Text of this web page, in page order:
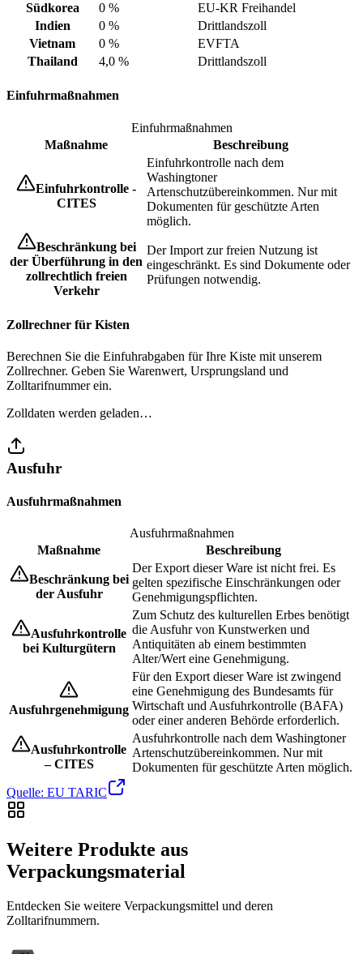
Südkorea
0 %
EU-KR Freihandel
Indien
0 %
Drittlandszoll
Vietnam
0 %
EVFTA
Thailand
4,0 % Drittlandszoll
Einfuhrmaßnahmen
Einfuhrmaßnahmen
Maßnahme
Beschreibung
Einfuhrkontrolle -
CITES
Einfuhrkontrolle nach dem
Washingtoner
Artenschutzübereinkommen. Nur mit
Dokumenten für geschützte Arten
möglich.
Beschränkung bei
der Überführung in den
zollrechtlich freien
Verkehr
Der Import zur freien Nutzung ist
eingeschränkt. Es sind Dokumente oder
Prüfungen notwendig.
Zollrechner für Kisten
Berechnen Sie die Einfuhrabgaben für Ihre Kiste mit unserem
Zollrechner. Geben Sie Warenwert, Ursprungsland und
Zolltarifnummer ein.
Zolldaten werden geladen…
Ausfuhr
Ausfuhrmaßnahmen
Ausfuhrmaßnahmen
Maßnahme
Beschreibung
Beschränkung bei
der Ausfuhr
Der Export dieser Ware ist nicht frei. Es
gelten spezifische Einschränkungen oder
Genehmigungspflichten.
Ausfuhrkontrolle
bei Kulturgütern
Zum Schutz des kulturellen Erbes benötigt
die Ausfuhr von Kunstwerken und
Antiquitäten ab einem bestimmten
Alter/Wert eine Genehmigung.
Ausfuhrgenehmigung
Für den Export dieser Ware ist zwingend
eine Genehmigung des Bundesamts für
Wirtschaft und Ausfuhrkontrolle (BAFA)
oder einer anderen Behörde erforderlich.
Ausfuhrkontrolle
– CITES
Ausfuhrkontrolle nach dem Washingtoner
Artenschutzübereinkommen. Nur mit
Dokumenten für geschützte Arten möglich.
Quelle: EU TARIC
Weitere Produkte aus
Verpackungsmaterial
Entdecken Sie weitere Verpackungsmittel und deren
Zolltarifnummern.